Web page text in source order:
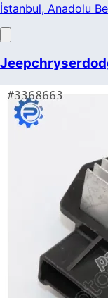
İstanbul, Anadolu